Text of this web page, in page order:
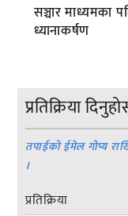
सञ्चार माध्यमका
ध्यानाकर्षण
प्रतिक्रिया
तपाईको ईमेल गोप्य
।
प्रतिक्रिया